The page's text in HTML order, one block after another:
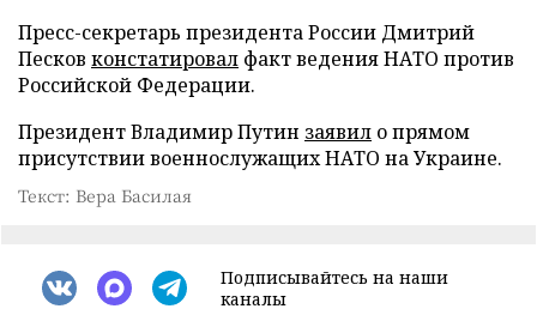
Пресс-секретарь президента России Дмитрий
Песков констатировал факт ведения НАТО против
Российской Федерации.
Президент Владимир Путин заявил о прямом
присутствии военнослужащих НАТО на Украине.
Текст: Вера Басилая
Подписывайтесь на наши
каналы